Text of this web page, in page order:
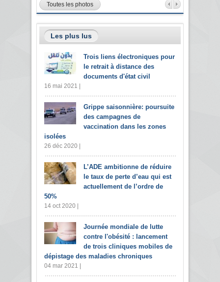
Toutes les photos
Les plus lus
Trois liens électroniques pour
le retrait à distance des
documents d'état civil
16 mai 2021 |
Grippe saisonnière: poursuite
des campagnes de
vaccination dans les zones
isolées
26 déc 2020 |
L’ADE ambitionne de réduire
le taux de perte d’eau qui est
actuellement de l’ordre de
50%
14 oct 2020 |
Journée mondiale de lutte
contre l'obésité : lancement
de trois cliniques mobiles de
dépistage des maladies chroniques
04 mar 2021 |